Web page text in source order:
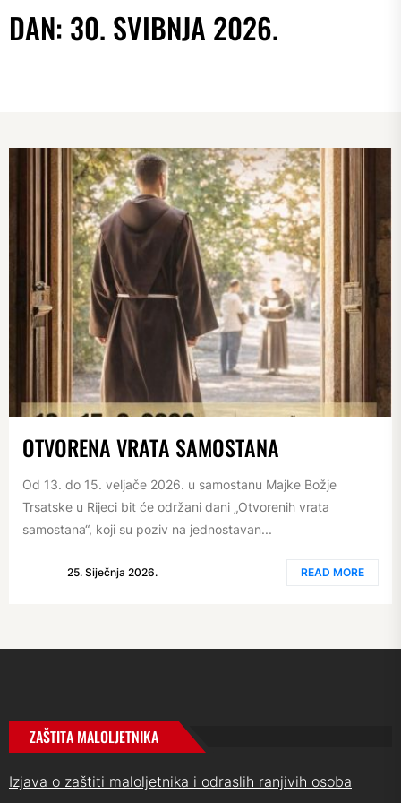
DAN: 30. SVIBNJA 2026.
OTVORENA VRATA SAMOSTANA
Od 13. do 15. veljače 2026. u samostanu Majke Božje
Trsatske u Rijeci bit će održani dani „Otvorenih vrata
samostana“, koji su poziv na jednostavan...
25. Siječnja 2026. READ MORE
ZAŠTITA MALOLJETNIKA
Izjava o zaštiti maloljetnika i odraslih ranjivih osoba